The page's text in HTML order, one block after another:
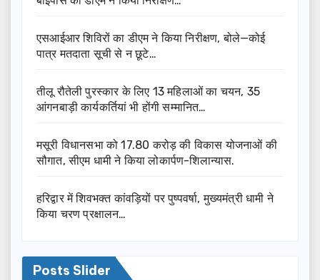
एसआईआर शिविरों का डीएम ने किया निरीक्षण, बोले—कोई
पात्र मतदाता सूची से न छूटे…
तीलू रौतेली पुरस्कार के लिए 13 महिलाओं का चयन, 35
आंगनबाड़ी कार्यकर्तियां भी होंगी सम्मानित…
मसूरी विधानसभा को 17.80 करोड़ की विकास योजनाओं की
सौगात, सीएम धामी ने किया लोकार्पण-शिलान्यास.
हरिद्वार में शिवभक्त कांवड़ियों पर पुष्पवर्षा, मुख्यमंत्री धामी ने
किया चरण प्रक्षालन…
Posts Slider